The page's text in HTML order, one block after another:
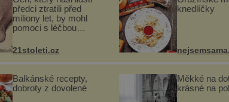
předci ztratili před
miliony let, by mohl
pomoci s léčbou
21stoleti.cz
knedlíčky
Balkánské recepty,
dobroty z dovolené
Měkké na
krásné na